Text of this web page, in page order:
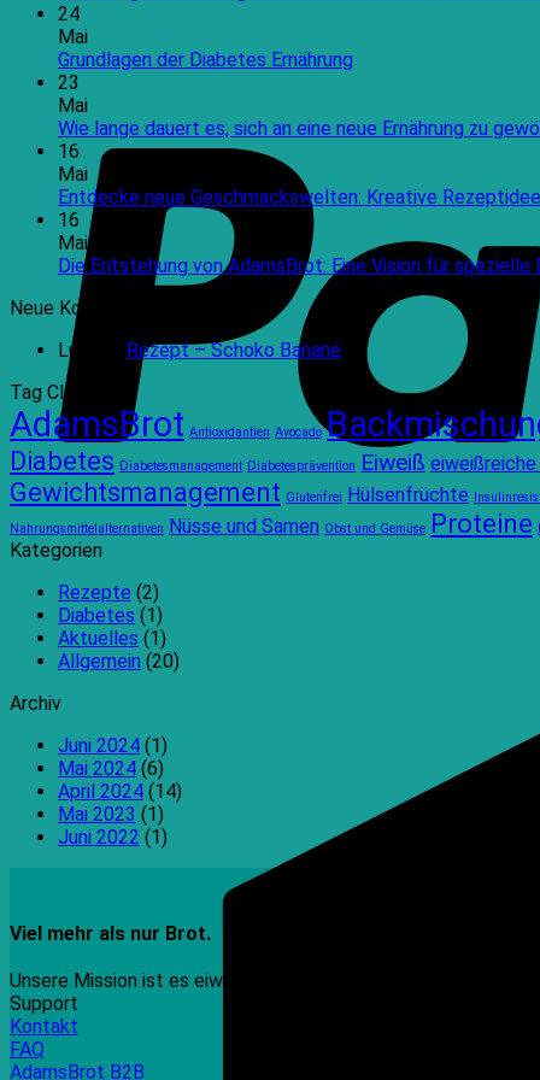
24
Mai
Grundlagen der Diabetes Ernährung
Grundlagen
Ernährung
23
Mai
Wie lange dauert es, sich an eine neue Ernährung zu
16
Mai
Entdecke neue Geschmackswelten: Kreative
16
Mai
Die Entstehung von AdamsBrot: Eine Vision für spezielle
Neue Kommentare
Luna
Rezept – Schoko Banane
Tag Cloud
AdamsBrot Antioxidantien Avocado
Diabetes Diabetesmanagement Diabetesprävention Eiweiß eiweißreiche
Gewichtsmanagement Glutenfrei Hülsenfrüchte
Nahrungsmittelalternativen Nüsse und Samen Obst und Gemüse Proteine
Kategorien
Rezepte (2)
Diabetes (1)
Aktuelles (1)
Allgemein (20)
Archiv
Juni 2024 (1)
Mai 2024 (6)
April 2024 (14)
Mai 2023 (1)
Juni 2022 (1)
Viel mehr als nur Brot.
Unsere Mission ist es eiweißreiche, kohlenhydratreduzierte,
Support
Kontakt
FAQ
AdamsBrot B2B